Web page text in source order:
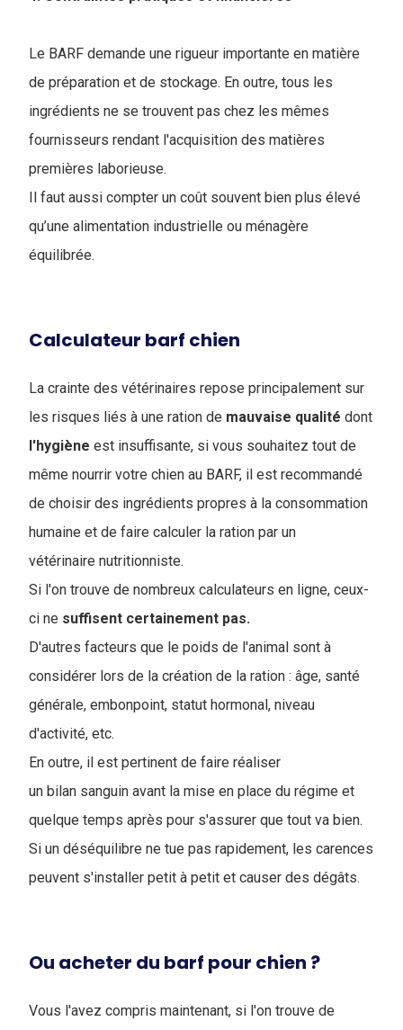
Le BARF demande une rigueur importante en matière
de préparation et de stockage. En outre, tous les
ingrédients ne se trouvent pas chez les mêmes
fournisseurs rendant l'acquisition des matières
premières laborieuse.
Il faut aussi compter un coût souvent bien plus élevé
qu’une alimentation industrielle ou ménagère
équilibrée.
Calculateur barf chien
La crainte des vétérinaires repose principalement sur
les risques liés à une ration de mauvaise qualité dont
l'hygiène est insuffisante, si vous souhaitez tout de
même nourrir votre chien au BARF, il est recommandé
de choisir des ingrédients propres à la consommation
humaine et de faire calculer la ration par un
vétérinaire nutritionniste.
Si l'on trouve de nombreux calculateurs en ligne, ceux-
ci ne suffisent certainement pas.
D'autres facteurs que le poids de l'animal sont à
considérer lors de la création de la ration : âge, santé
générale, embonpoint, statut hormonal, niveau
d'activité, etc.
En outre, il est pertinent de faire réaliser
un bilan sanguin avant la mise en place du régime et
quelque temps après pour s'assurer que tout va bien.
Si un déséquilibre ne tue pas rapidement, les carences
peuvent s'installer petit à petit et causer des dégâts.
Ou acheter du barf pour chien ?
Vous l'avez compris maintenant, si l'on trouve de